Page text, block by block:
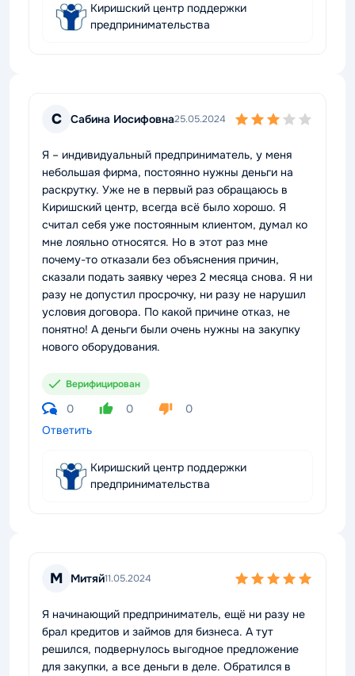
Киришский центр поддержки
предпринимательства
С Сабина Иосифовна25.05.2024
Я – индивидуальный предприниматель, у меня
небольшая фирма, постоянно нужны деньги на
раскрутку. Уже не в первый раз обращаюсь в
Киришский центр, всегда всё было хорошо. Я
считал себя уже постоянным клиентом, думал ко
мне лояльно относятся. Но в этот раз мне
почему-то отказали без объяснения причин,
сказали подать заявку через 2 месяца снова. Я ни
разу не допустил просрочку, ни разу не нарушил
условия договора. По какой причине отказ, не
понятно! А деньги были очень нужны на закупку
нового оборудования.
Верифицирован
0 0
0
Ответить
Киришский центр поддержки
предпринимательства
М Митяй11.05.2024
Я начинающий предприниматель, ещё ни разу не
брал кредитов и займов для бизнеса. А тут
решился, подвернулось выгодное предложение
для закупки, а все деньги в деле. Обратился в